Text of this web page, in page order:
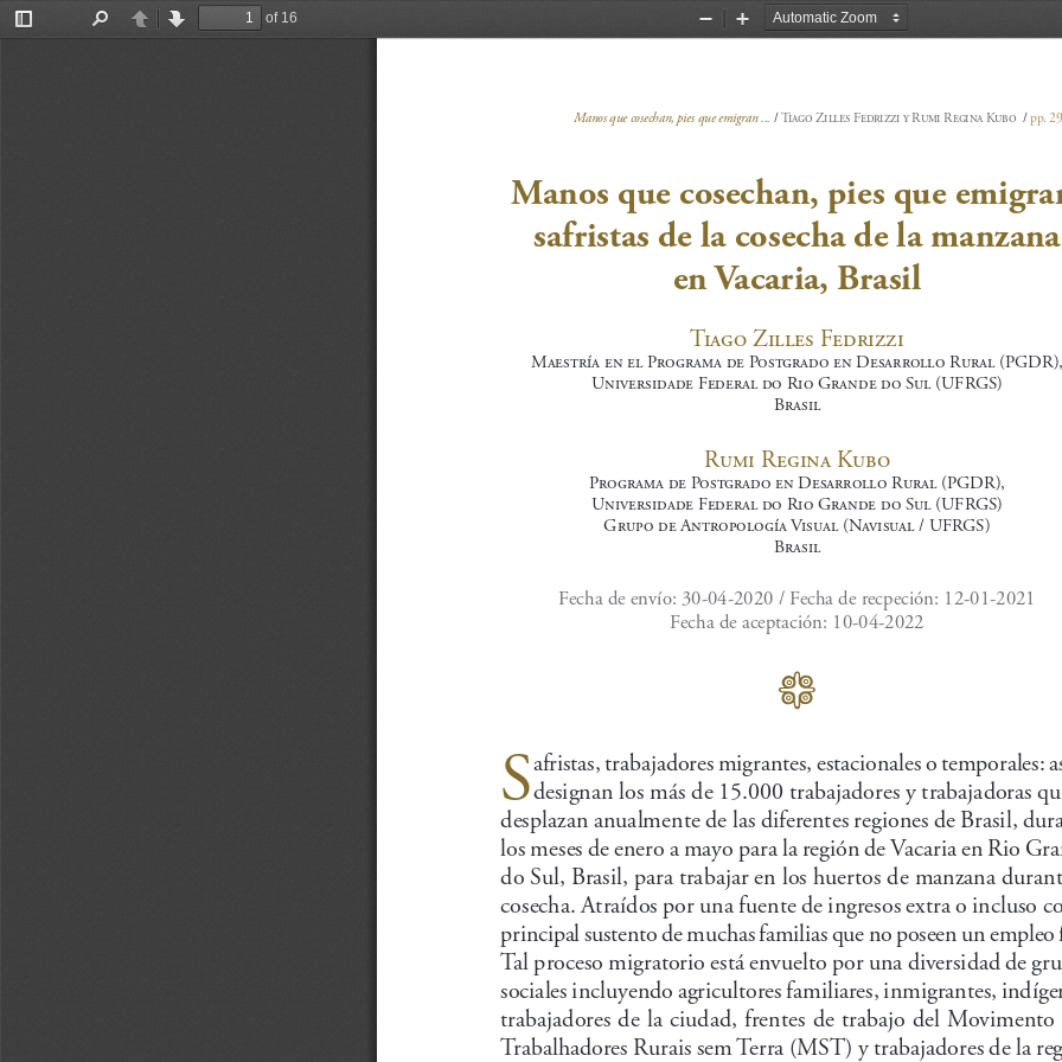
Toggle
PreviousNext
of 16
Zoom
Zoom
Manos que cosechan, pies que
safristas de la cosecha de la manzana
en Vacaria, Brasil
Tiago Zilles Fedrizzi
Maestría en el Programa de Postgrado en Desarrollo Rural (PGDR),
Universidade Federal do Rio Grande do Sul (UFRGS)
Brasil
Rumi Regina Kubo
Programa de Postgrado en Desarrollo Rural (PGDR),
Universidade Federal do Rio Grande do Sul (UFRGS)
Grupo de Antropología Visual (Navisual / UFRGS)
Brasil
Fecha de envío: 30-04-2020 / Fecha de recpeción: 12-01-2021
Fecha de aceptación: 10-04-2022
Safristas, trabajadores migrantes, estacionales o temporales:
designan los más de 15.000 trabajadores y trabajadoras
desplazan anualmente de las diferentes regiones de Brasil,
los meses de enero a mayo para la región de Vacaria en Rio
do Sul, Brasil, para trabajar en los huertos de manzana
cosecha. Atraídos por una fuente de ingresos extra o incluso
principal sustento de muchas familias que no poseen un empleo
Tal proceso migratorio está envuelto por una diversidad de
sociales incluyendo agricultores familiares, inmigrantes,
trabajadores de la ciudad, frentes de trabajo del Movimento
Trabalhadores Rurais sem Terra (MST) y trabajadores de la
Manos que cosechan, pies que emigran ... / Tiago Zilles Fedrizzi y Rumi Regina Kubo / pp.